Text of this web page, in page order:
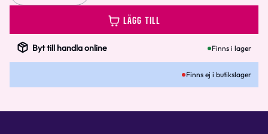
LÄGG TILL
Byt till handla online Finns i lager
Finns ej i butikslager